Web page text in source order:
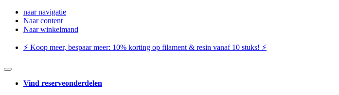
naar navigatie
Naar content
Naar winkelmand
⚡️ Koop meer, bespaar meer: ​​10% korting op filament & resin vanaf 10 stuks! ⚡️
Vind reserveonderdelen